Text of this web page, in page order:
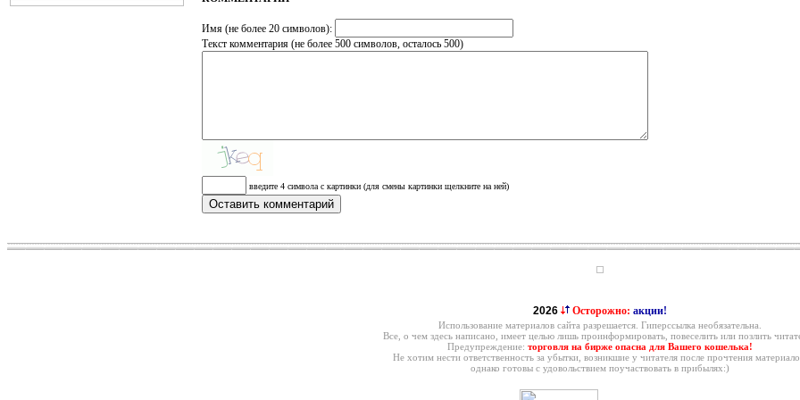
Имя (не более 20 символов):
Текст комментария (не более 500 символов, осталось 500)
введите 4 символа с картинки (для смены картинки щелкните на ней)
2026 Осторожно: акции!
Использование материалов сайта разрешается. Гиперссылка необязательна.
Все, о чем здесь написано, имеет целью лишь проинформировать, повеселить или позлить
Предупреждение: торговля на бирже опасна для Вашего кошелька!
Не хотим нести ответственность за убытки, возникшие у читателя после прочтения
однако готовы с удовольствием поучаствовать в прибылях:)